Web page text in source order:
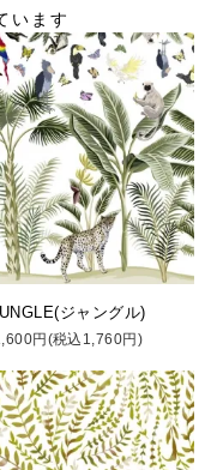
います
ジャングル)
円(税込1,760円)